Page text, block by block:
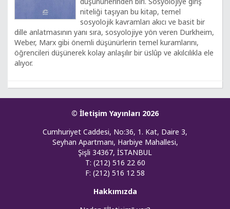
niteliği taşıyan bu kitap, temel
sosyolojik kavramları akıcı ve basit bir
dille anlatmasının yanı sıra, sosyolojiye yön veren Durkheim,
Weber, Marx gibi önemli düşünürlerin temel kuramlarını,
öğrencileri düşünerek kolay anlaşılır bir üslûp ve akılcılıkla ele
alıyor.
© İletişim Yayınları 2026
Cumhuriyet Caddesi, No:36, 1. Kat, Daire 3,
Seyhan Apartmanı, Harbiye Mahallesi,
Şişli 34367, İSTANBUL
T: (212) 516 22 60
F: (212) 516 12 58
Hakkımızda